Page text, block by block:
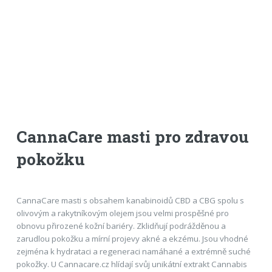
CannaCare masti pro zdravou
pokožku
CannaCare masti s obsahem kanabinoidů CBD a CBG spolu s
olivovým a rakytníkovým olejem jsou velmi prospěšné pro
obnovu přirozené kožní bariéry. Zklidňují podrážděnou a
zarudlou pokožku a mírní projevy akné a ekzému. Jsou vhodné
zejména k hydrataci a regeneraci namáhané a extrémně suché
pokožky. U Cannacare.cz hlídají svůj unikátní extrakt Cannabis